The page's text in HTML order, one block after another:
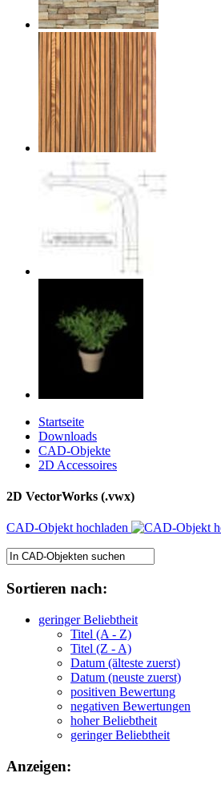
Startseite
Downloads
CAD-Objekte
2D Accessoires
2D VectorWorks (.vwx)
CAD-Objekt hochladen
Sortieren nach:
geringer Beliebtheit
Titel (A - Z)
Titel (Z - A)
Datum (älteste zuerst)
Datum (neuste zuerst)
positiven Bewertung
negativen Bewertungen
hoher Beliebtheit
geringer Beliebtheit
Anzeigen: